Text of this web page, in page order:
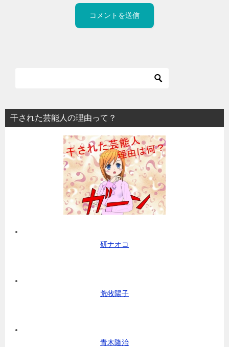
干された芸能人の理由って？
研ナオコ
荒牧陽子
青木隆治